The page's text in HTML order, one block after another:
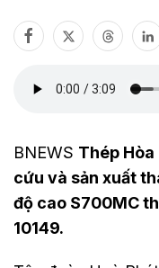
BNEWS Thép
cứu và sản xuất
độ cao S700MC
10149.